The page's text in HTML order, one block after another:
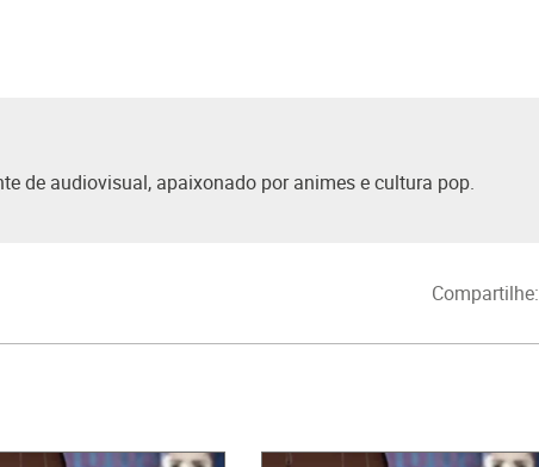
de audiovisual, apaixonado por animes e cultura pop.
Compartilhe: